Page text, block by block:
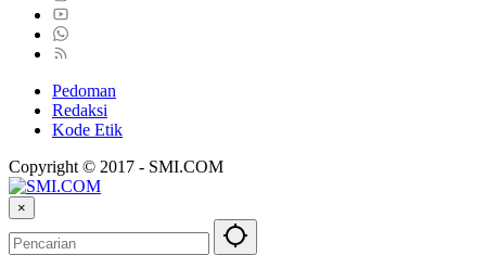
Pedoman
Redaksi
Kode Etik
Copyright © 2017 - SMI.COM
×